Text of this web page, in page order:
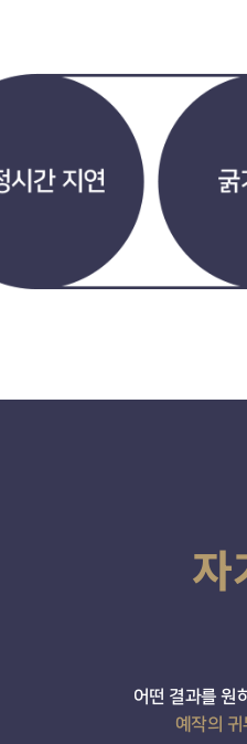
자
어떤 결과를 원
예작의